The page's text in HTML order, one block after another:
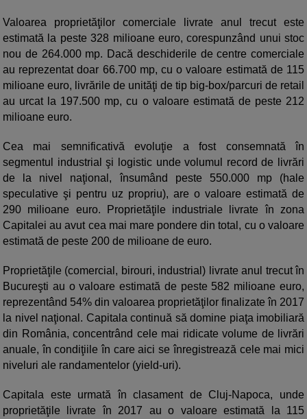
Valoarea proprietăţilor comerciale livrate anul trecut este
estimată la peste 328 milioane euro, corespunzând unui stoc
nou de 264.000 mp. Dacă deschiderile de centre comerciale
au reprezentat doar 66.700 mp, cu o valoare estimată de 115
milioane euro, livrările de unităţi de tip big-box/parcuri de retail
au urcat la 197.500 mp, cu o valoare estimată de peste 212
milioane euro.
Cea mai semnificativă evoluţie a fost consemnată în
segmentul industrial şi logistic unde volumul record de livrări
de la nivel naţional, însumând peste 550.000 mp (hale
speculative şi pentru uz propriu), are o valoare estimată de
290 milioane euro. Proprietăţile industriale livrate în zona
Capitalei au avut cea mai mare pondere din total, cu o valoare
estimată de peste 200 de milioane de euro.
Proprietăţile (comercial, birouri, industrial) livrate anul trecut în
Bucureşti au o valoare estimată de peste 582 milioane euro,
reprezentând 54% din valoarea proprietăţilor finalizate în 2017
la nivel naţional. Capitala continuă să domine piaţa imobiliară
din România, concentrând cele mai ridicate volume de livrări
anuale, în condiţiile în care aici se înregistrează cele mai mici
niveluri ale randamentelor (yield-uri).
Capitala este urmată în clasament de Cluj-Napoca, unde
proprietăţile livrate în 2017 au o valoare estimată la 115